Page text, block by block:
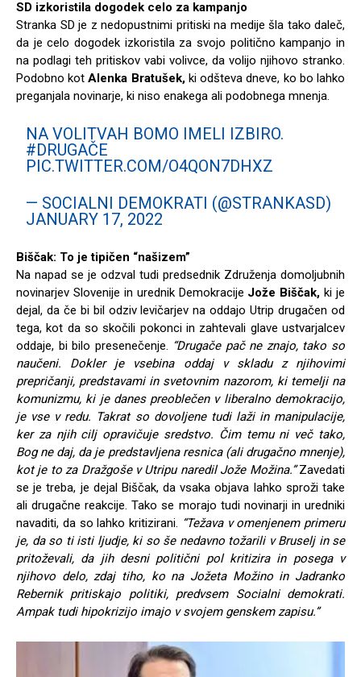
SD izkoristila dogodek celo za kampanjo
Stranka SD je z nedopustnimi pritiski na medije šla tako daleč,
da je celo dogodek izkoristila za svojo politično kampanjo in
na podlagi teh pritiskov vabi volivce, da volijo njihovo stranko.
Podobno kotAlenka Bratušek,ki odšteva dneve, ko bo lahko
preganjala novinarje, ki niso enakega ali podobnega mnenja.
NA VOLITVAH BOMO IMELI IZBIRO.
#DRUGAČE
PIC.TWITTER.COM/O4QON7DHXZ
— SOCIALNI DEMOKRATI (@STRANKASD)
JANUARY 17, 2022
Biščak: To je tipičen “našizem”
Na napad se je odzval tudi predsednik Združenja domoljubnih
novinarjev Slovenije in urednik Demokracije Jože Biščak, ki je
dejal, da če bi bil odziv levičarjev na oddajo Utrip drugačen od
tega, kot da so skočili pokonci in zahtevali glave ustvarjalcev
oddaje, bi bilo presenečenje. “Drugače pač ne znajo, tako so
naučeni. Dokler je vsebina oddaj v skladu z njihovimi
prepričanji, predstavami in svetovnim nazorom, ki temelji na
komunizmu, ki je danes preoblečen v liberalno demokracijo,
je vse v redu. Takrat so dovoljene tudi laži in manipulacije,
ker za njih cilj opravičuje sredstvo. Čim temu ni več tako,
Bog ne daj, da je predstavljena resnica (ali drugačno mnenje),
kot je to za Dražgoše v Utripu naredil Jože Možina.”Zavedati
se je treba, je dejal Biščak, da vsaka objava lahko sproži take
ali drugačne reakcije. Tako se morajo tudi novinarji in uredniki
navaditi, da so lahko kritizirani. “Težava v omenjenem primeru
je, da so ti isti ljudje, ki so še nedavno tožarili v Bruselj in se
pritoževali, da jih desni politični pol kritizira in posega v
njihovo delo, zdaj tiho, ko na Jožeta Možino in Jadranko
Rebernik pritiskajo politiki, predvsem Socialni demokrati.
Ampak tudi hipokrizijo imajo v svojem genskem zapisu.”